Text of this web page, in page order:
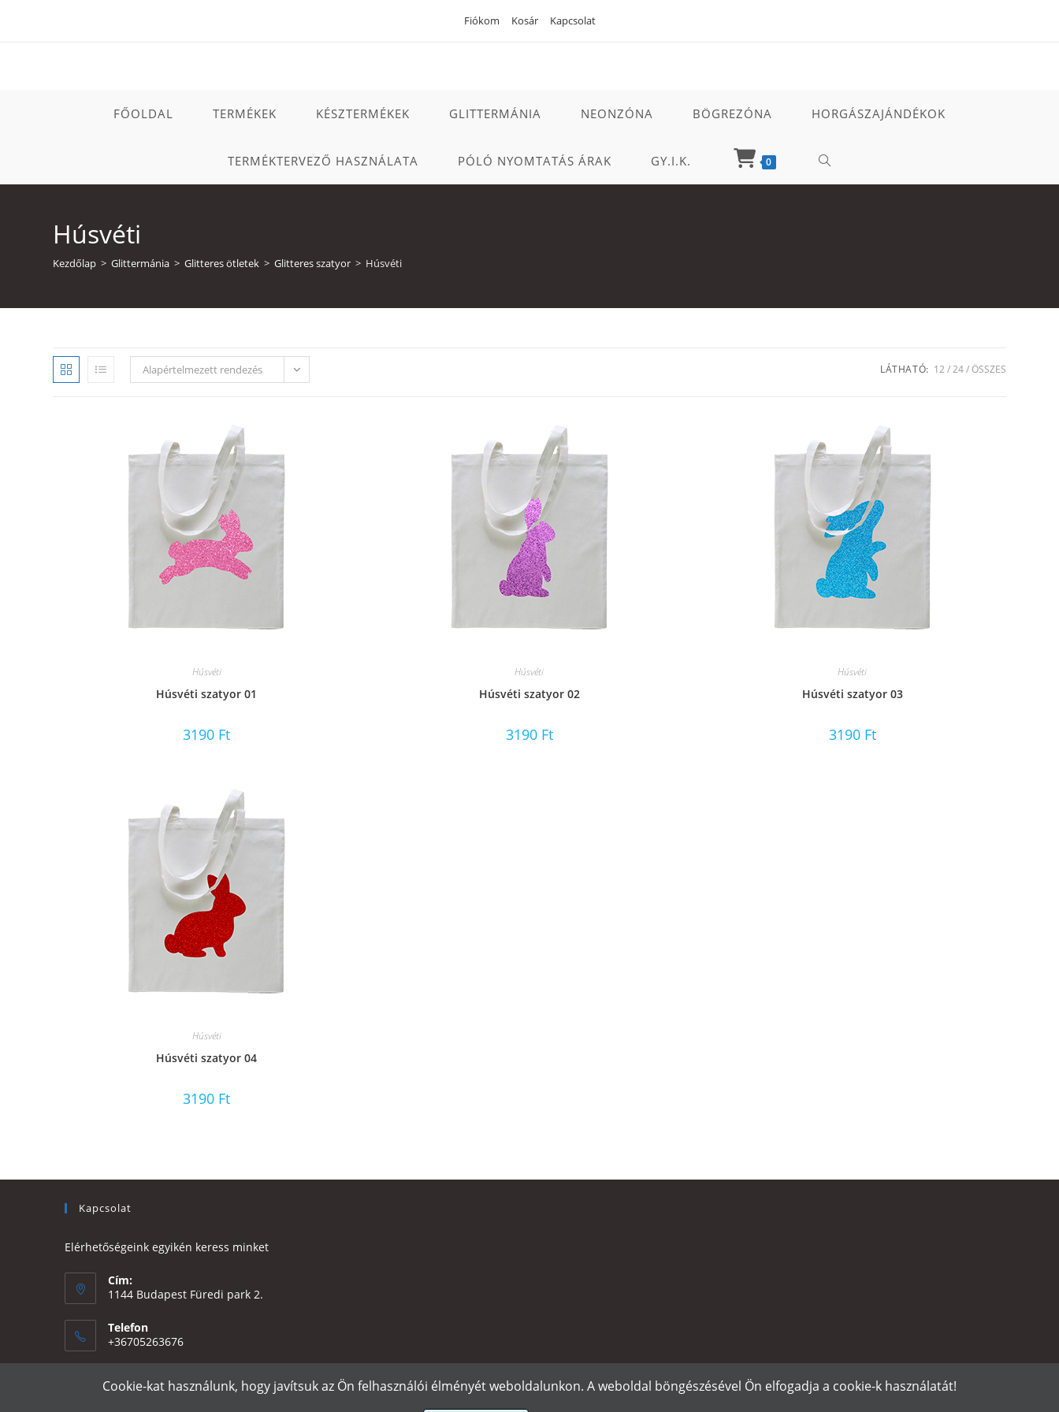
Fiókom Kosár Kapcsolat
FŐOLDAL TERMÉKEK KÉSZTERMÉKEK GLITTERMÁNIA NEONZÓNA BÖGREZÓNA HORGÁSZAJÁNDÉKOK
TERMÉKTERVEZŐ HASZNÁLATA PÓLÓ NYOMTATÁS ÁRAK GY.I.K. 0 TOGGLE
Húsvéti
Kezdőlap > Glittermánia > Glitteres ötletek > Glitteres szatyor > Húsvéti
Alapértelmezett rendezés LÁTHATÓ: 12 24 ÖSSZES
Húsvéti
Húsvéti szatyor 01
3190 Ft
Húsvéti
Húsvéti szatyor 02
3190 Ft
Húsvéti
Húsvéti szatyor 03
3190 Ft
Húsvéti
Húsvéti szatyor 04
3190 Ft
Kapcsolat
Elérhetőségeink egyikén keress minket
Cím:
1144 Budapest Füredi park 2.
Telefon
+36705263676
eszter@e-design.huOpens
Cookie-kat használunk, hogy javítsuk az Ön felhasználói élményét weboldalunkon. A weboldal böngészésével Ön elfogadja a cookie-k használatát!